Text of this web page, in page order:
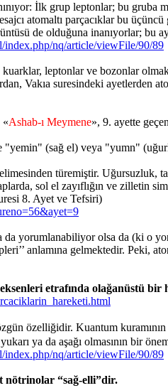
İlk grup leptonlar; bu
atomaltı parçacıklar bu
de olduğuna inanıyorlar; bu
nq/article/viewFile/90/89
leptonlar ve bozonlar
Vakıa suresindeki ayetlerden
«Ashab-ı Meymene», 9. ayette
(sağ el) veya "yumn"
türemiştir. Uğursuzluk,
sol el zayıflığın ve zilletin
8. Ayet ve Tefsiri)
yorumlanabiliyor olsa da (ki o
anlamına gelmektedir. Peki,
etrafında olağanüstü
özelliğidir. Kuantum
yukarı ya da aşağı
nq/article/viewFile/90/89
nötrinolar “sağ-elli”dir.